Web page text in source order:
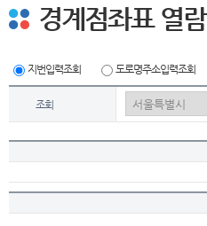
경계점좌표 열람
지번입력조회 도로명주소입력조회
조회